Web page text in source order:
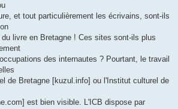
et tout particulièrement les écrivains, sont-ils
livre en Bretagne ! Ces sites sont-ils plus
des internautes ? Pourtant, le travail
de Bretagne [kuzul.info] ou l'Institut culturel de
est bien visible. L'ICB dispose par